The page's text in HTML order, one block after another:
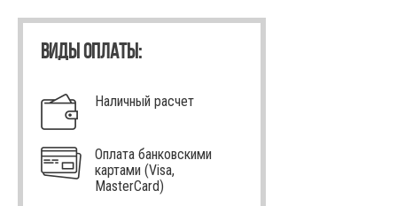
ВИДЫ ОПЛАТЫ:
Наличный расчет
Оплата банковскими
картами (Visa,
MasterCard)